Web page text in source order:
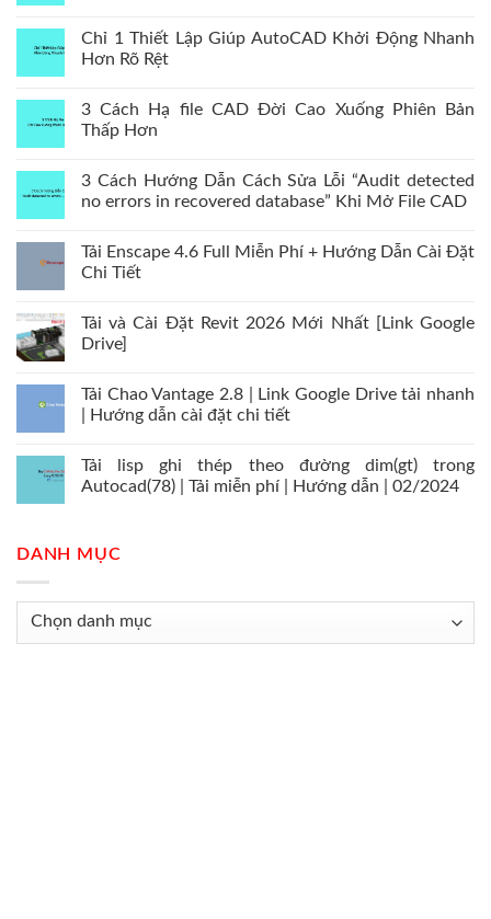
Chỉ 1 Thiết Lập Giúp AutoCAD Khởi Động Nhanh
Hơn Rõ Rệt
3 Cách Hạ file CAD Đời Cao Xuống Phiên Bản
Thấp Hơn
3 Cách Hướng Dẫn Cách Sửa Lỗi “Audit detected
no errors in recovered database” Khi Mở File CAD
Tải Enscape 4.6 Full Miễn Phí + Hướng Dẫn Cài Đặt
Chi Tiết
Tải và Cài Đặt Revit 2026 Mới Nhất [Link Google
Drive]
Tải Chao Vantage 2.8 | Link Google Drive tải nhanh
| Hướng dẫn cài đặt chi tiết
Tải lisp ghi thép theo đường dim(gt) trong
Autocad(78) | Tải miễn phí | Hướng dẫn | 02/2024
DANH MỤC
Danh